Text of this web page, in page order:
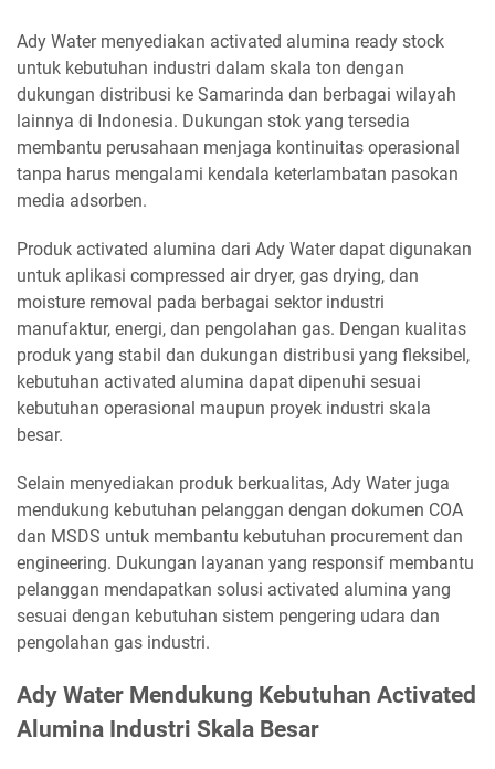
Ady Water menyediakan activated alumina ready stock
untuk kebutuhan industri dalam skala ton dengan
dukungan distribusi ke Samarinda dan berbagai wilayah
lainnya di Indonesia. Dukungan stok yang tersedia
membantu perusahaan menjaga kontinuitas operasional
tanpa harus mengalami kendala keterlambatan pasokan
media adsorben.
Produk activated alumina dari Ady Water dapat digunakan
untuk aplikasi compressed air dryer, gas drying, dan
moisture removal pada berbagai sektor industri
manufaktur, energi, dan pengolahan gas. Dengan kualitas
produk yang stabil dan dukungan distribusi yang fleksibel,
kebutuhan activated alumina dapat dipenuhi sesuai
kebutuhan operasional maupun proyek industri skala
besar.
Selain menyediakan produk berkualitas, Ady Water juga
mendukung kebutuhan pelanggan dengan dokumen COA
dan MSDS untuk membantu kebutuhan procurement dan
engineering. Dukungan layanan yang responsif membantu
pelanggan mendapatkan solusi activated alumina yang
sesuai dengan kebutuhan sistem pengering udara dan
pengolahan gas industri.
Ady Water Mendukung Kebutuhan Activated
Alumina Industri Skala Besar